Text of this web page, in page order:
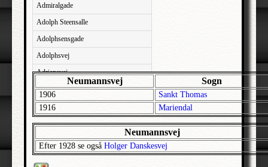
Admiralgade
Adolph Steensalle
Adolphsensgade
Adolphsvej
Adriansvej
Aftenbakken
Agavevej
Agerlandsvej
Agermosen
Agerskovvej
Neumannsvej Sogn
1906
Sankt Thomas
1916
Mariendal
Neumannsvej
Efter 1928 se også Holger Danskesvej